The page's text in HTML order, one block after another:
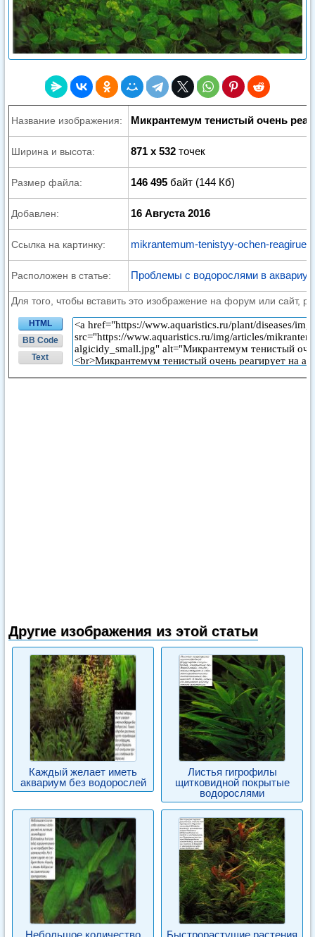
Название изображения: Микрантемум тенистый очень
Ширина и высота: 871 x 532 точек
Размер файла: 146 495 байт (144 Кб)
Добавлен: 16 Августа 2016
Ссылка на картинку: mikrantemum-tenistyy-ochen-reagiruet-
Расположен в статье: Проблемы с водорослями в
Для того, чтобы вставить это изображение на форум или сайт,
HTML
BB Code
Text
Другие изображения из этой статьи
Каждый желает иметь
аквариум без водорослей
Листья гигрофилы
щитковидной покрытые
водорослями
Небольшое количество Быстрорастущие растения